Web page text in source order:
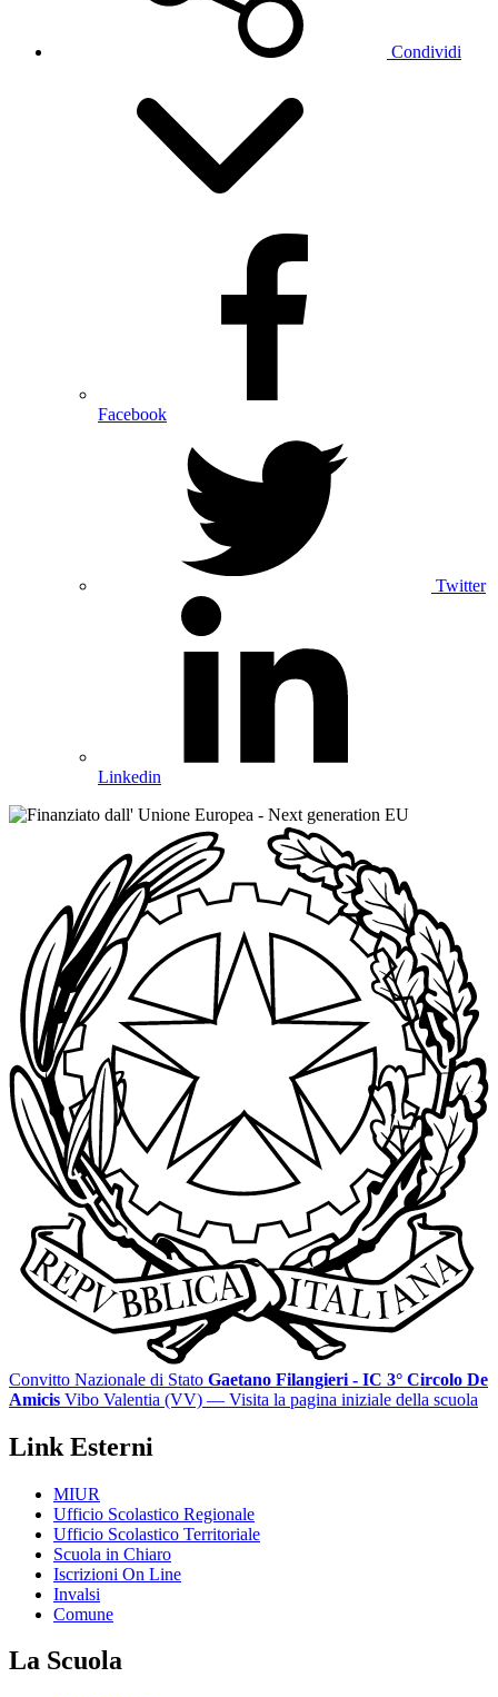
Condividi
Facebook
Twitter
Linkedin
Convitto Nazionale di Stato Gaetano Filangieri - IC 3° Circolo De
Amicis Vibo Valentia (VV) — Visita la pagina iniziale della scuola
Link Esterni
MIUR
Ufficio Scolastico Regionale
Ufficio Scolastico Territoriale
Scuola in Chiaro
Iscrizioni On Line
Invalsi
Comune
La Scuola